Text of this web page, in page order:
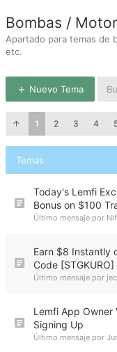
Bombas /
Apartado para temas de
etc.
Nuevo Tema
1 2 3 4
Temas
Today's Lemfi
Bonus on $100
Último mensaje por
Earn $8 Instantly
Code [STGKURO]
Último mensaje por
Lemfi App Owner
Signing Up
Último mensaje por